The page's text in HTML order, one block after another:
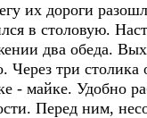
их дороги
в столовую.
два обеда.
Через три
- майке. Удобно
Перед ним,